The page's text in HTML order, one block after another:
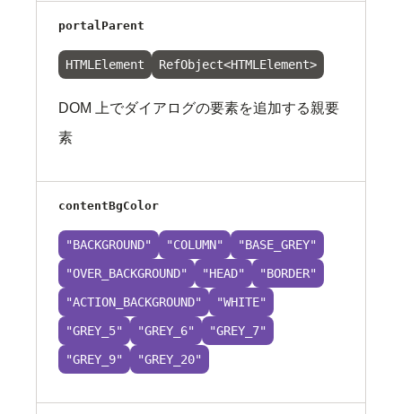
portalParent
HTMLElement RefObject<HTMLElement>
DOM 上でダイアログの要素を追加する親要
素
contentBgColor
"BACKGROUND" "COLUMN"
"BASE_GREY"
"OVER_BACKGROUND"
"HEAD"
"BORDER"
"ACTION_BACKGROUND"
"WHITE"
"GREY_5"
"GREY_6"
"GREY_7"
"GREY_9"
"GREY_20"